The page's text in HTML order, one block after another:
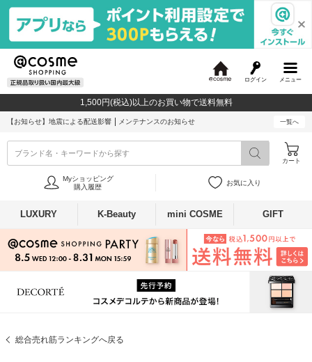
メニュー
ログイン
c
o
1,500円(税込)以上のお買い物で送料無料
【お知らせ】 地震による配送影響 メンテナンスのお知らせ 一覧へ
ブランド名・キーワードから探す
カート
Myショッピング
購入履歴
お気に入り
LUXURY K-Beauty mini COSME GIFT
総合売れ筋ランキングへ戻る